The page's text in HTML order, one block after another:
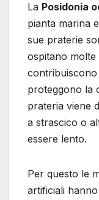
La Posidonia
pianta marina
sue praterie
ospitano molte
contribuiscono
proteggono la
prateria viene
a strascico o
essere lento.
Per questo le
artificiali